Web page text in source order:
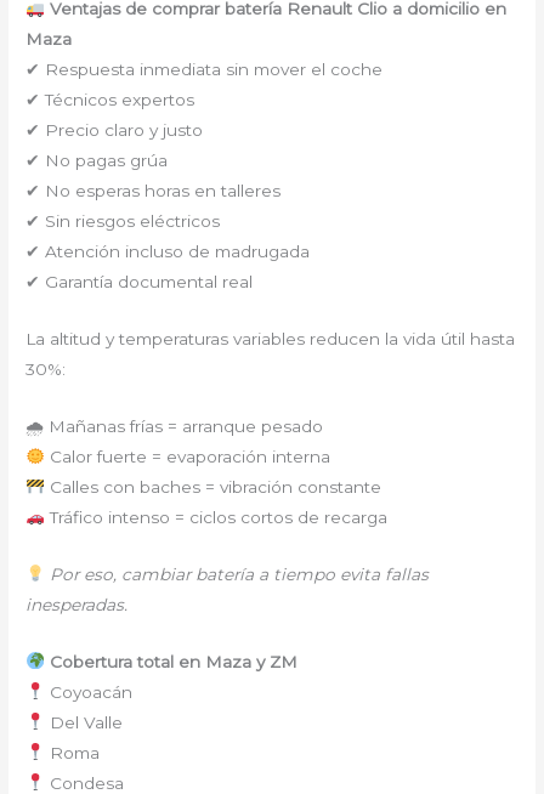
Ventajas de comprar batería Renault Clio a domicilio en
Maza
✔ Respuesta inmediata sin mover el coche
✔ Técnicos expertos
✔ Precio claro y justo
✔ No pagas grúa
✔ No esperas horas en talleres
✔ Sin riesgos eléctricos
✔ Atención incluso de madrugada
✔ Garantía documental real
La altitud y temperaturas variables reducen la vida útil hasta
30%:
🌧 Mañanas frías = arranque pesado
Calor fuerte = evaporación interna
Calles con baches = vibración constante
Tráfico intenso = ciclos cortos de recarga
Por eso, cambiar batería a tiempo evita fallas
inesperadas.
Cobertura total en Maza y ZM
Coyoacán
Del Valle
Roma
Condesa